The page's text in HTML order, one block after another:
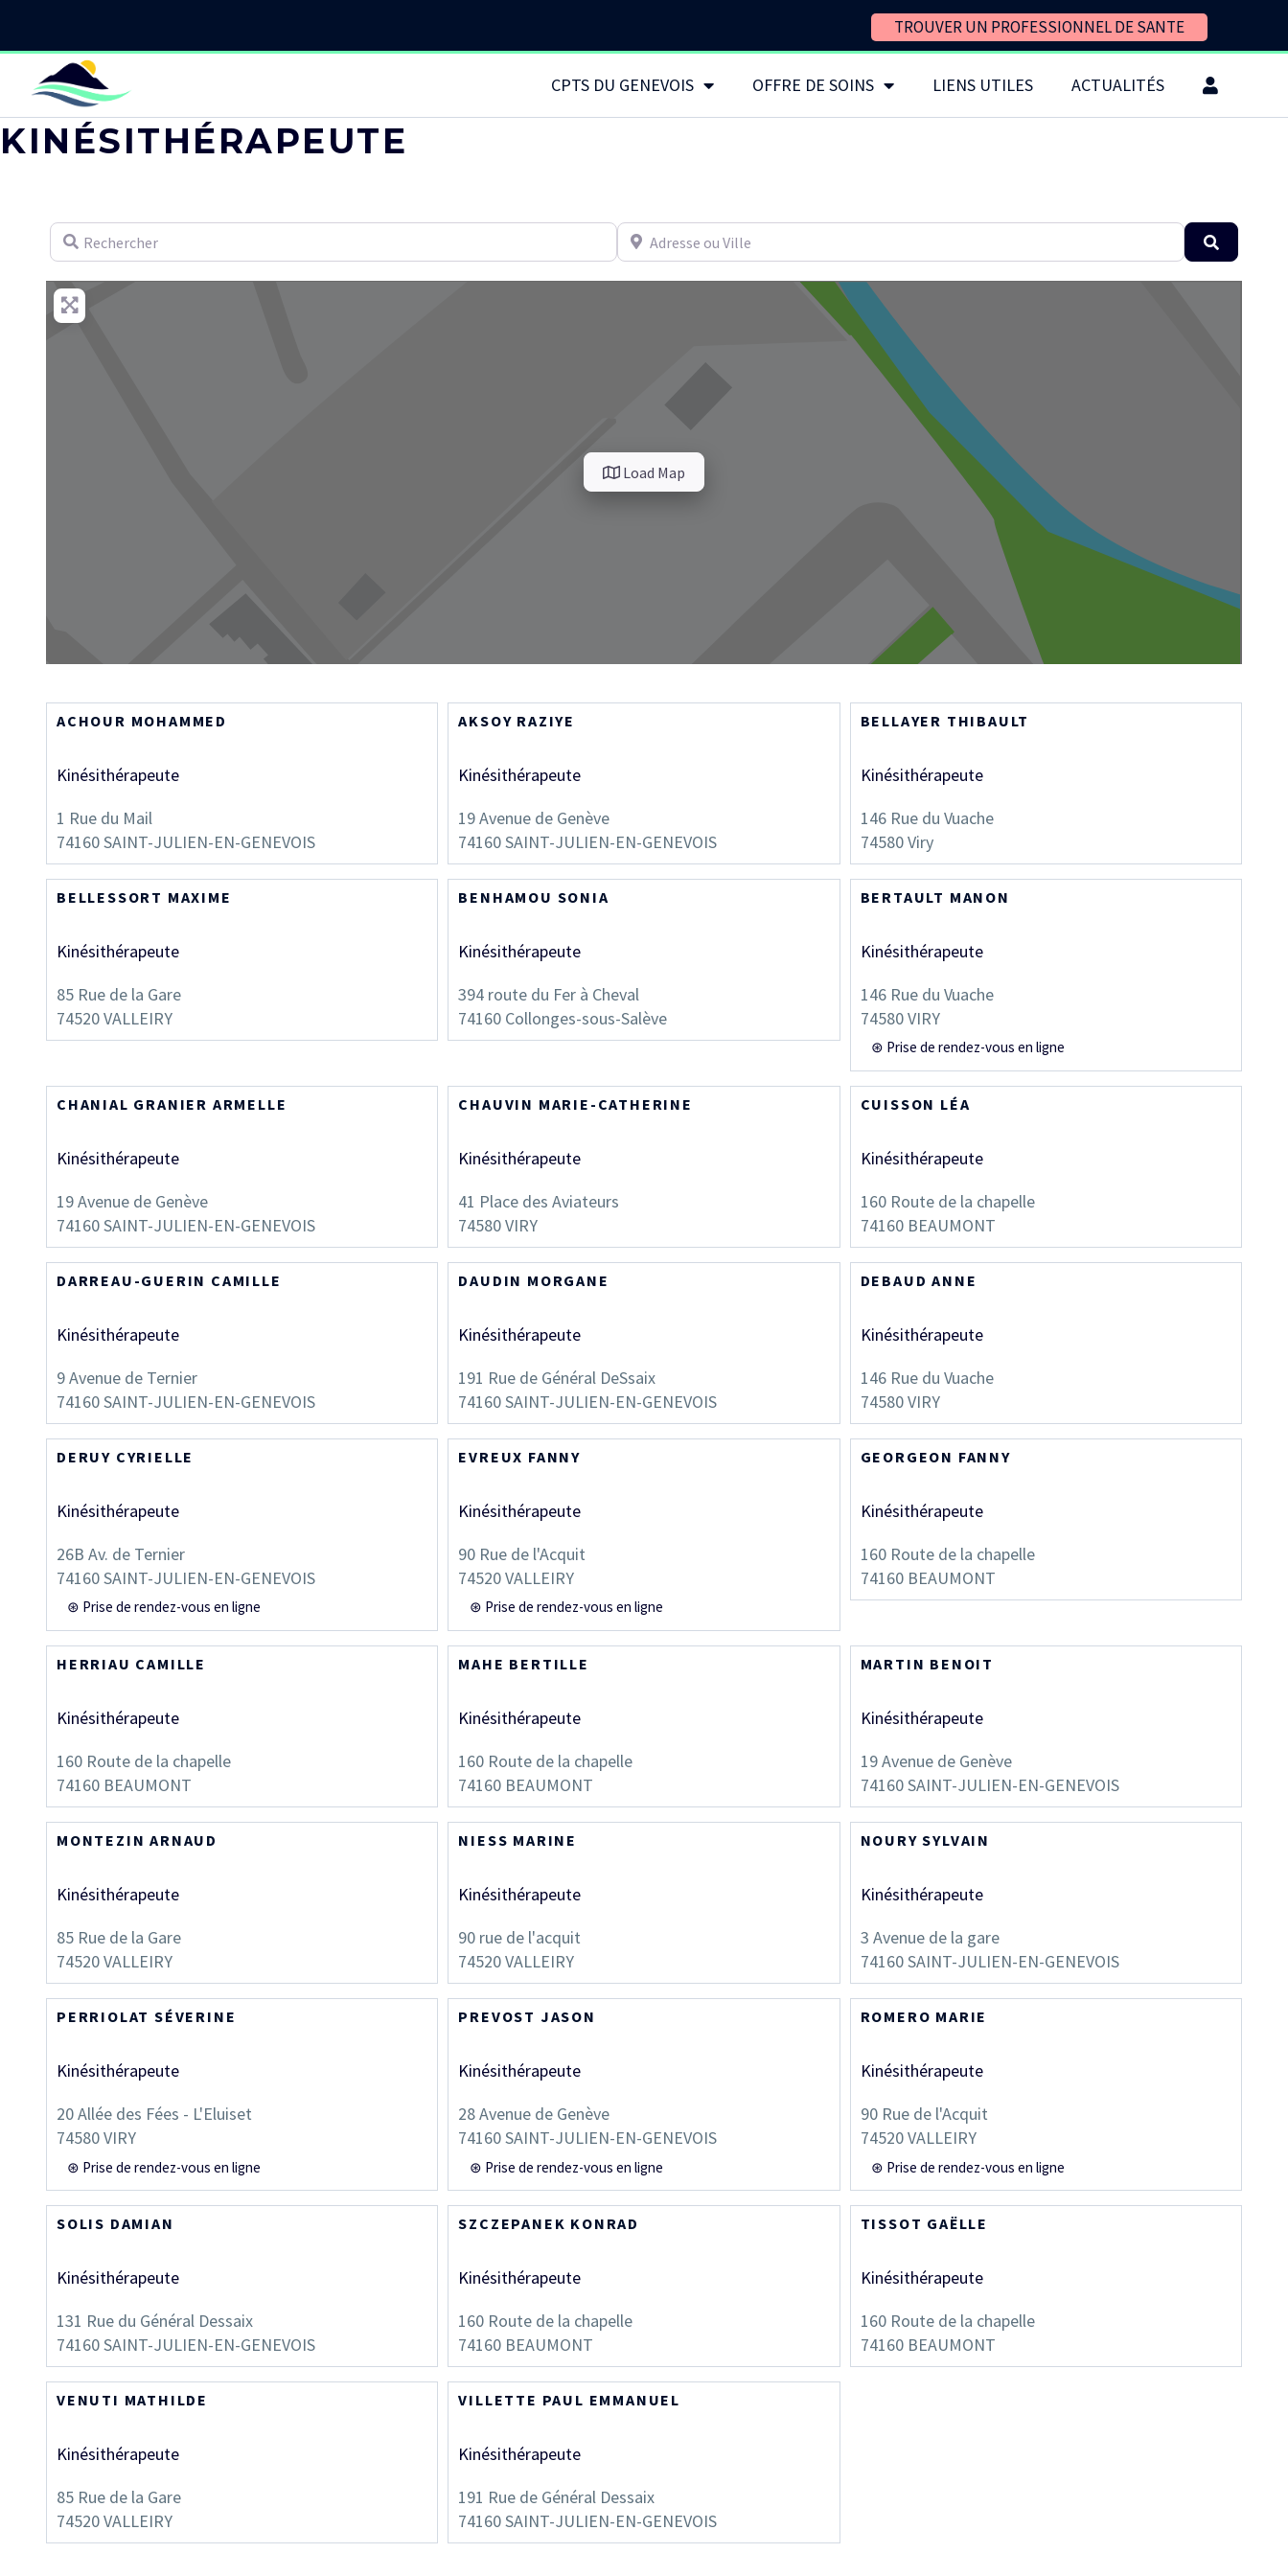
TROUVER UN PROFESSIONNEL DE SANTE
CPTS DU GENEVOIS OFFRE DE SOINS LIENS UTILES ACTUALITÉS
KINÉSITHÉRAPEUTE
Rechercher Adresse ou Ville
Load Map
ACHOUR MOHAMMED
Kinésithérapeute
1 Rue du Mail
74160SAINT-JULIEN-EN-GENEVOIS
AKSOY RAZIYE
Kinésithérapeute
19 Avenue de Genève
74160SAINT-JULIEN-EN-GENEVOIS
BELLAYER THIBAULT
Kinésithérapeute
146 Rue du Vuache
74580Viry
BELLESSORT MAXIME
Kinésithérapeute
85 Rue de la Gare
74520VALLEIRY
BENHAMOU SONIA
Kinésithérapeute
394 route du Fer à Cheval
74160 Collonges-sous-Salève
BERTAULT MANON
Kinésithérapeute
146 Rue du Vuache
74580VIRY
⊛ Prise de rendez-vous en ligne
CHANIAL GRANIER ARMELLE
Kinésithérapeute
19 Avenue de Genève
74160SAINT-JULIEN-EN-GENEVOIS
CHAUVIN MARIE-CATHERINE
Kinésithérapeute
41 Place des Aviateurs
74580VIRY
CUISSON LÉA
Kinésithérapeute
160 Route de la chapelle
74160 BEAUMONT
DARREAU-GUERIN CAMILLE
Kinésithérapeute
9 Avenue de Ternier
74160SAINT-JULIEN-EN-GENEVOIS
DAUDIN MORGANE
Kinésithérapeute
191 Rue de Général DeSsaix
74160SAINT-JULIEN-EN-GENEVOIS
DEBAUD ANNE
Kinésithérapeute
146 Rue du Vuache
74580VIRY
DERUY CYRIELLE
Kinésithérapeute
26B Av. de Ternier
74160SAINT-JULIEN-EN-GENEVOIS
⊛ Prise de rendez-vous en ligne
EVREUX FANNY
Kinésithérapeute
90 Rue de l'Acquit
74520VALLEIRY
⊛ Prise de rendez-vous en ligne
GEORGEON FANNY
Kinésithérapeute
160 Route de la chapelle
74160 BEAUMONT
HERRIAU CAMILLE
Kinésithérapeute
160 Route de la chapelle
74160 BEAUMONT
MAHE BERTILLE
Kinésithérapeute
160 Route de la chapelle
74160 BEAUMONT
MARTIN BENOIT
Kinésithérapeute
19 Avenue de Genève
74160SAINT-JULIEN-EN-GENEVOIS
MONTEZIN ARNAUD
Kinésithérapeute
85 Rue de la Gare
74520VALLEIRY
NIESS MARINE
Kinésithérapeute
90 rue de l'acquit
74520VALLEIRY
NOURY SYLVAIN
Kinésithérapeute
3 Avenue de la gare
74160SAINT-JULIEN-EN-GENEVOIS
PERRIOLAT SÉVERINE
Kinésithérapeute
20 Allée des Fées - L'Eluiset
74580VIRY
⊛ Prise de rendez-vous en ligne
PREVOST JASON
Kinésithérapeute
28 Avenue de Genève
74160SAINT-JULIEN-EN-GENEVOIS
⊛ Prise de rendez-vous en ligne
ROMERO MARIE
Kinésithérapeute
90 Rue de l'Acquit
74520VALLEIRY
⊛ Prise de rendez-vous en ligne
SOLIS DAMIAN
Kinésithérapeute
131 Rue du Général Dessaix
74160SAINT-JULIEN-EN-GENEVOIS
SZCZEPANEK KONRAD
Kinésithérapeute
160 Route de la chapelle
74160 BEAUMONT
TISSOT GAËLLE
Kinésithérapeute
160 Route de la chapelle
74160 BEAUMONT
VENUTI MATHILDE
Kinésithérapeute
85 Rue de la Gare
74520VALLEIRY
VILLETTE PAUL EMMANUEL
Kinésithérapeute
191 Rue de Général Dessaix
74160SAINT-JULIEN-EN-GENEVOIS